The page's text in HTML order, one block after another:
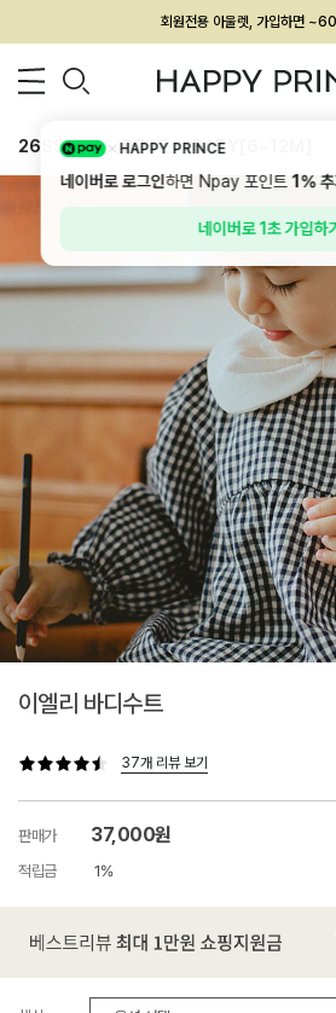
멤버십 최대 28,000원
26SS 신상 BEST BABY[6~12M]
이엘리 바디수트
37개 리뷰 보기
판매가 37,000원
적립금 1%
HAPPY PRINCE
네이버로 로그인하면 Npay 포인트1%추
네이버로 1초 가입하기